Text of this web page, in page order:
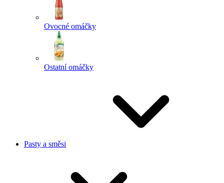
Ovocné omáčky
Ostatní omáčky
Pasty a směsi